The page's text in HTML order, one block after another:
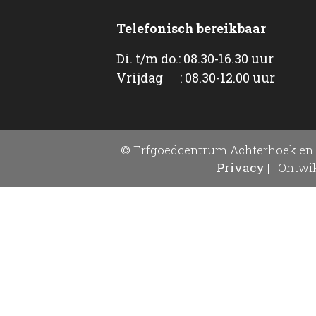
Telefonisch bereikbaar
Di. t/m do.: 08.30-16.30 uur
Vrijdag : 08.30-12.00 uur
© Erfgoedcentrum Achterhoek en
Privacy |